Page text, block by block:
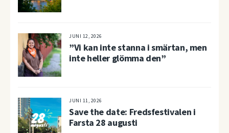
JUNI 12, 2026
”Vi kan inte stanna i smärtan, men
inte heller glömma den”
JUNI 11, 2026
Save the date: Fredsfestivalen i
Farsta 28 augusti